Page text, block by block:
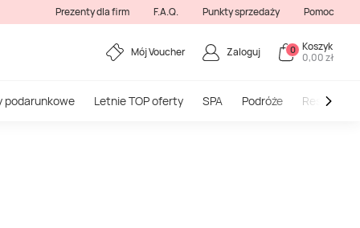
Prezenty dla firm F.A.Q. Punkty sprzedaży Pomoc
Mój Voucher Zaloguj 0 Koszyk
0,00 zł
podarunkowe Letnie TOP oferty SPA Podróże